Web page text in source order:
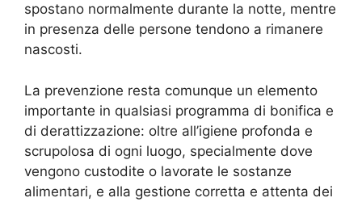
spostano normalmente durante la notte, mentre
in presenza delle persone tendono a rimanere
nascosti.
La prevenzione resta comunque un elemento
importante in qualsiasi programma di bonifica e
di derattizzazione: oltre all’igiene profonda e
scrupolosa di ogni luogo, specialmente dove
vengono custodite o lavorate le sostanze
alimentari, e alla gestione corretta e attenta dei